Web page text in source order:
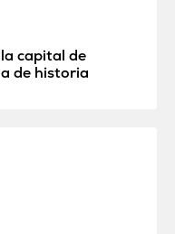
capital de
de historia